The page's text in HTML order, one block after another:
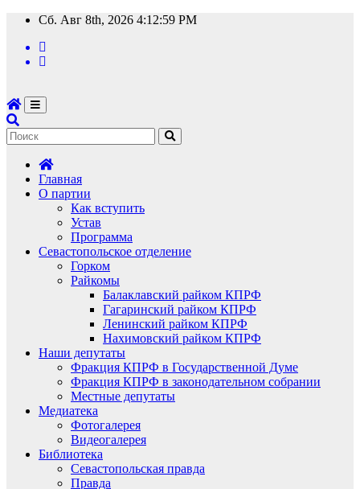
Перейти
содержимому
Сб. Авг 8th, 2026 4:12:59 PM
Главная
О партии
Как вступить
Устав
Программа
Севастопольское отделение
Горком
Райкомы
Балаклавский райком КПРФ
Гагаринский райком КПРФ
Ленинский райком КПРФ
Нахимовский райком КПРФ
Наши депутаты
Фракция КПРФ в Государственной Думе
Фракция КПРФ в законодательном собрании
Местные депутаты
Медиатека
Фотогалерея
Видеогалерея
Библиотека
Севастопольская правда
Правда